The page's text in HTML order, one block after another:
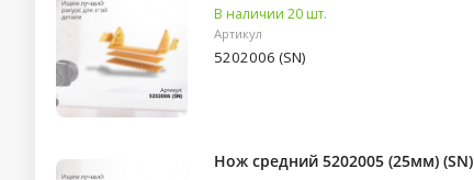
В наличии 20 шт.
Артикул
5202006 (SN)
Нож средний 5202005 (25мм) (SN)